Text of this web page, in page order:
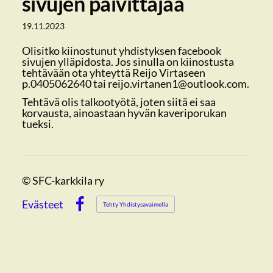
19.11.2023
Olisitko kiinostunut yhdistyksen facebook
sivujen ylläpidosta. Jos sinulla on kiinostusta
tehtävään ota yhteyttä Reijo Virtaseen
p.0405062640 tai reijo.virtanen1@outlook.com.
Tehtävä olis talkootyötä, joten siitä ei saa
korvausta, ainoastaan hyvän kaveriporukan
tueksi.
©SFC-karkkila ry
Evästeet
Facebook
Tehty Yhdistysavaimella